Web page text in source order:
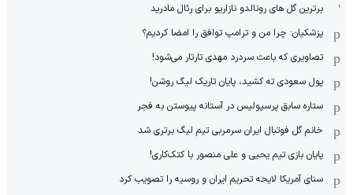
برترین گل های رونالدو نازاریو برای رئال مادرید
پزشکیان: چرا من و ترامپ توافق را امضا کردیم؟
تصاویری که باعث سردرد مهدی تارتار می‌شود!
پول سعودی ته کشید، پایان تاریک لیگ روشن!
ستاره سابق پرسپولیس در آستانه پیوستن به فجر
خانم گل فوتبال ایران سرمربی تیم لیگ برتری شد
پایان بازی تیم یحیی و علی منصور با کتک‌کاری!
سنای آمریکا لایحه تحریم ایران و روسیه را تصویب کرد